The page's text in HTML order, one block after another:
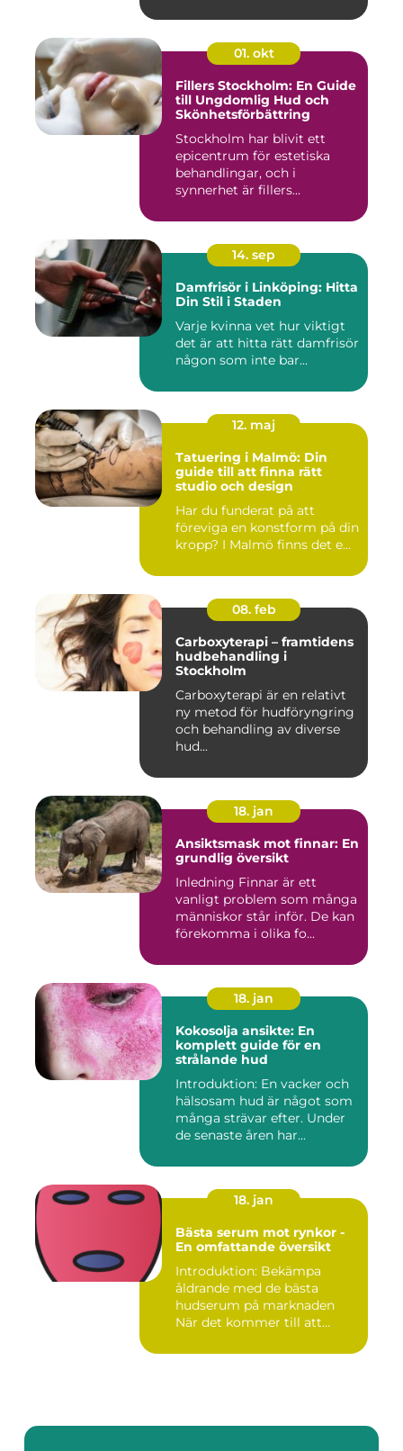
01. okt
Fillers Stockholm: En Guide
till Ungdomlig Hud och
Skönhetsförbättring
Stockholm har blivit ett
epicentrum för estetiska
behandlingar, och i
synnerhet är fillers...
14. sep
Damfrisör i Linköping: Hitta
Din Stil i Staden
Varje kvinna vet hur viktigt
det är att hitta rätt damfrisör
någon som inte bar...
12. maj
Tatuering i Malmö: Din
guide till att finna rätt
studio och design
Har du funderat på att
föreviga en konstform på din
kropp? I Malmö finns det e...
08. feb
Carboxyterapi – framtidens
hudbehandling i
Stockholm
Carboxyterapi är en relativt
ny metod för hudföryngring
och behandling av diverse
hud...
18. jan
Ansiktsmask mot finnar: En
grundlig översikt
Inledning Finnar är ett
vanligt problem som många
människor står inför. De kan
förekomma i olika fo...
18. jan
Kokosolja ansikte: En
komplett guide för en
strålande hud
Introduktion: En vacker och
hälsosam hud är något som
många strävar efter. Under
de senaste åren har...
18. jan
Bästa serum mot rynkor -
En omfattande översikt
Introduktion: Bekämpa
åldrande med de bästa
hudserum på marknaden
När det kommer till att